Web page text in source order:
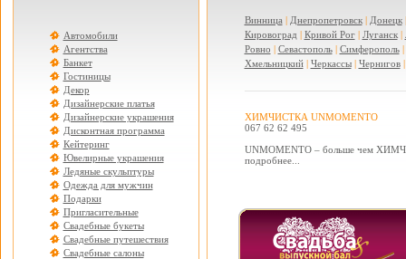
Автомобили
Агентства
Банкет
Гостиницы
Декор
Дизайнерские платья
Дизайнерские украшения
Дисконтная программа
Кейтеринг
Ювелирные украшения
Ледяные скульптуры
Одежда для мужчин
Подарки
Пригласительные
Свадебные букеты
Свадебные путешествия
Свадебные салоны
Винница | Днепропетровск| Донецк
Кировоград | Кривой Рог| Луганск|
Ровно | Севастополь| Симферополь|
Хмельницкий| Черкассы| Чернигов
ХИМЧИСТКА UNMOMENTO
067 62 62 495
UNMOMENTO – больше чем
подробнее...